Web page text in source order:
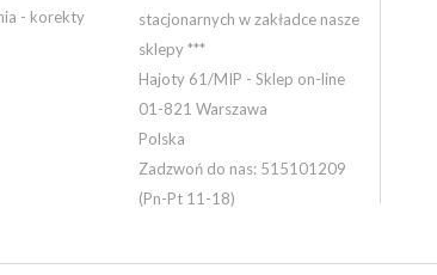
- korekty
stacjonarnych w zakładce nasze
sklepy ***
Hajoty 61/MIP - Sklep on-line
01-821 Warszawa
Polska
Zadzwoń do nas: 515101209
(Pn-Pt 11-18)